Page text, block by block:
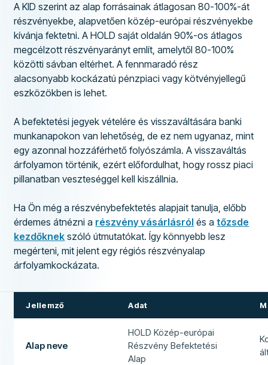
A KID szerint az alap forrásainak átlagosan 80-100%-át
részvényekbe, alapvetően közép-európai részvényekbe
kívánja fektetni. A HOLD saját oldalán 90%-os átlagos
megcélzott részvényarányt említ, amelytől 80-100%
közötti sávban eltérhet. A fennmaradó rész
alacsonyabb kockázatú pénzpiaci vagy kötvényjellegű
eszközökben is lehet.
A befektetési jegyek vételére és visszaváltására banki
munkanapokon van lehetőség, de ez nem ugyanaz, mint
egy azonnal hozzáférhető folyószámla. A visszaváltás
árfolyamon történik, ezért előfordulhat, hogy rossz piaci
pillanatban veszteséggel kell kiszállnia.
Ha Ön még a részvénybefektetés alapjait tanulja, előbb
érdemes átnézni a részvény vásárlásról és atőzsde
kezdőknek szóló útmutatókat. Így könnyebb lesz
megérteni, mit jelent egy régiós részvényalap
árfolyamkockázata.
Jellemző Adat
Alap neve
HOLD Közép-európai
Részvény Befektetési
Alap